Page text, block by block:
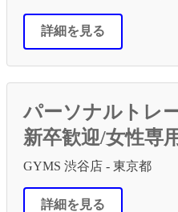
詳細を見る
パーソナルトレ
新卒歓迎/女性専
GYMS 渋谷店 - 東京都
詳細を見る